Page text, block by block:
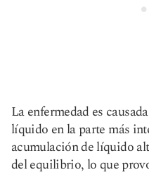
La enfermedad es
líquido en la parte más
acumulación de líquido
del equilibrio, lo que